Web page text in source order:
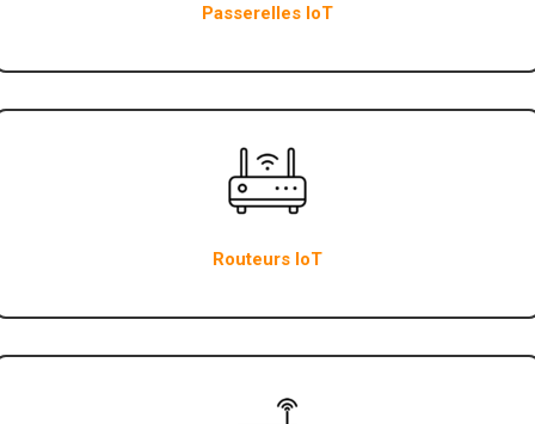
Passerelles IoT
Routeurs IoT